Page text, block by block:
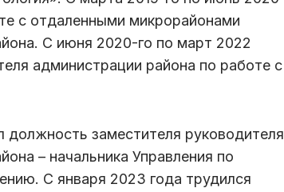
с отдаленными микрорайонами
С июня 2020-го по март 2022
администрации района по работе с
заместителя руководителя
– начальника Управления по
С января 2023 года трудился